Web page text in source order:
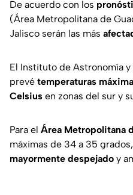
De acuerdo con los
(Área Metropolitana de
Jalisco serán las más
El Instituto de Astronomía
prevé temperaturas
Celsius en zonas del sur y
Para el Área Metropolitana
máximas de 34 a 35
mayormente despejado y